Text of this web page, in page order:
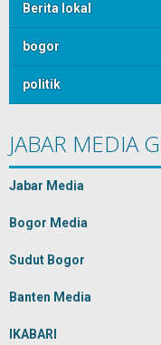
Berita lokal
bogor
politik
JABAR MEDIA
Jabar Media
Bogor Media
Sudut Bogor
Banten Media
IKABARI